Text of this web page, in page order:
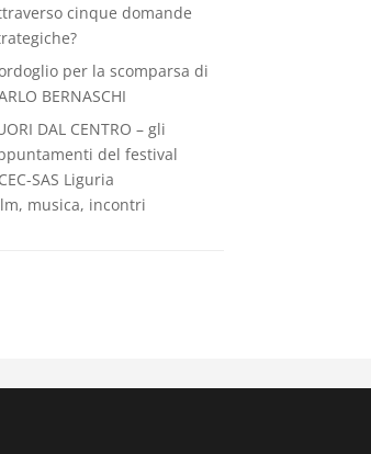
cinque domande
per la scomparsa di
BERNASCHI
DAL CENTRO – gli
del festival
SAS Liguria
musica, incontri